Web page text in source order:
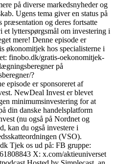
på diverse markedsnyheder og
Ugens tema giver en status på
og deres fortsatte
et lytterspørgsmål om investering i
mere! Denne episode er
økonomitjek hos specialisterne i
finobo.dk/gratis-oekonomitjek-
på
?
episode er sponsoreret af
NewDeal Invest er blevet
minimumsinvestering for at
din danske handelsplatform
(nu også på Nordnet og
kan du også investere i
(VSO).
Tjek os ud på: FB gruppe:
X: ⁠x.com/aktieuniverset⁠